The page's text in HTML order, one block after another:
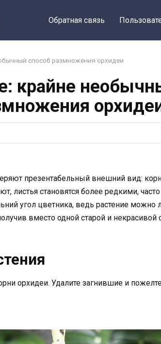
Обратная связь
способ размножения орхидеи
крайне
презентабельный внешний вид:
листья становятся более редкими,
угол цветника, ведь растение можно
вместо одной старой и некрасивой
орхидеи. Удалите загнившие и